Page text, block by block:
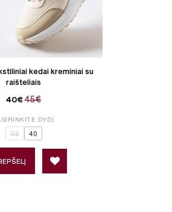
kedai kreminiai su
raišteliais
40€ 45€
DYDĮ
39 40